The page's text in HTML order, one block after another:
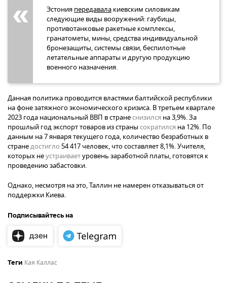
Эстония передавала киевским силовикам
следующие виды вооружений: гаубицы,
противотанковые ракетные комплексы,
гранатометы, мины, средства индивидуальной
бронезащиты, системы связи, беспилотные
летательные аппараты и другую продукцию
военного назначения.
Данная политика проводится властями балтийской республики
на фоне затяжного экономического кризиса. В третьем квартале
2023 года национальный ВВП в странеснизился на 3,9%. За
прошлый год экспорт товаров из страны сократился на 12%. По
данным на 7 января текущего года, количество безработных в
странедостигло 54 417 человек, что составляет 8,1%. Учителя,
которых неустраиваетуровень заработной платы, готовятся к
проведению забастовки.
Однако, несмотря на это, Таллин не намерен отказываться от
поддержки Киева.
Подписывайтесь на
Теги Кая Каллас